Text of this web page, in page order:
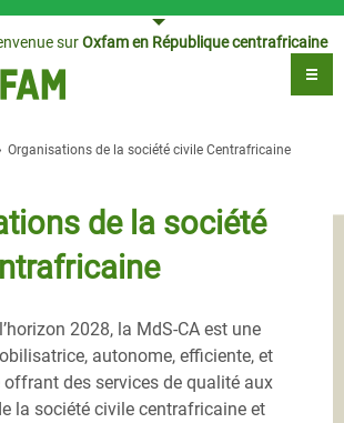
surOxfam en République centrafricaine
Organisations de la société civile Centrafricaine
de la société
2028, la MdS-CA est une
autonome, efficiente, et
des services de qualité aux
la société civile centrafricaine et